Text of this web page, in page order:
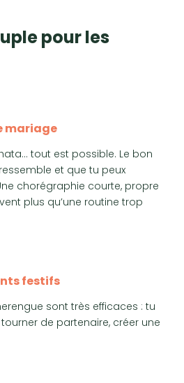
pour les
mariage
tout est possible. Le bon
et que tu peux
chorégraphie courte, propre
plus qu’une routine trop
festifs
sont très efficaces : tu
de partenaire, créer une